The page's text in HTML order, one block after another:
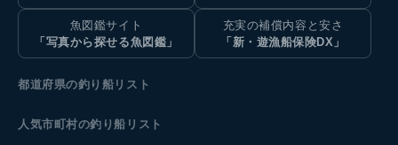
魚図鑑サイト
「写真から探せる魚図鑑」
充実の補償内容と安さ
「新・遊漁船保険DX」
都道府県の釣り船リスト
人気市町村の釣り船リスト